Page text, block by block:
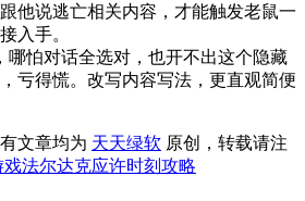
他说逃亡相关内容，才能触发老鼠一
入手。
哪怕对话全选对，也开不出这个隐藏
亏得慌。改写内容写法，更直观简便
文章均为 天天绿软 原创，转载请注
法尔达克应许时刻攻略